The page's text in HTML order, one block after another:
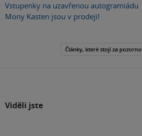
Vstupenky na uzavřenou autogramiádu
Mony Kasten jsou v prodeji!
Články, které stojí za
Viděli jste